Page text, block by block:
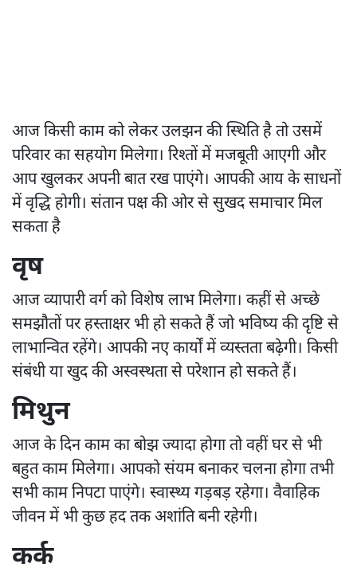
आज किसी काम को लेकर उलझन की स्थिति है तो उसमें
परिवार का सहयोग मिलेगा। रिश्तों में मजबूती आएगी और
आप खुलकर अपनी बात रख पाएंगे। आपकी आय के साधनों
में वृद्धि होगी। संतान पक्ष की ओर से सुखद समाचार मिल
सकता है
वृष
आज व्यापारी वर्ग को विशेष लाभ मिलेगा। कहीं से अच्छे
समझौतों पर हस्ताक्षर भी हो सकते हैं जो भविष्य की दृष्टि से
लाभान्वित रहेंगे। आपकी नए कार्यों में व्यस्तता बढ़ेगी। किसी
संबंधी या खुद की अस्वस्थता से परेशान हो सकते हैं।
मिथुन
आज के दिन काम का बोझ ज्यादा होगा तो वहीं घर से भी
बहुत काम मिलेगा। आपको संयम बनाकर चलना होगा तभी
सभी काम निपटा पाएंगे। स्वास्थ्य गड़बड़ रहेगा। वैवाहिक
जीवन में भी कुछ हद तक अशांति बनी रहेगी।
कर्क